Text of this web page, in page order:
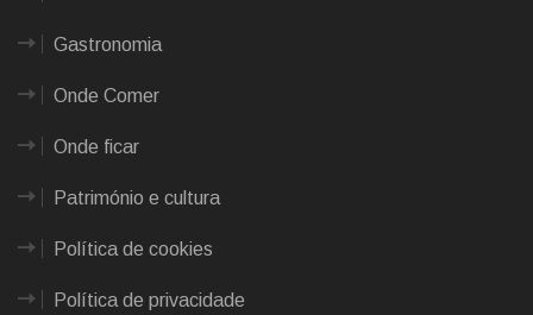
Gastronomia
Onde Comer
Onde ficar
Património e cultura
Política de cookies
Política de privacidade